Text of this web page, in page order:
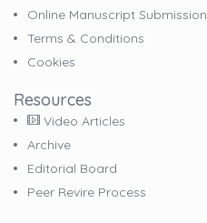
Online Manuscript Submission
Terms & Conditions
Cookies
Resources
Video Articles
Archive
Editorial Board
Peer Revire Process